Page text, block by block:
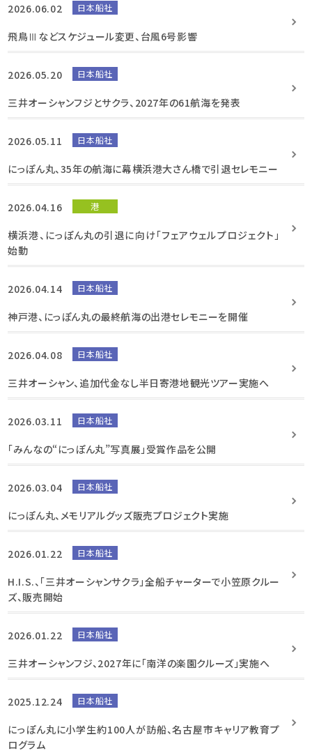
2026.06.02 日本船社
飛鳥Ⅲなどスケジュール変更、台風6号影響
2026.05.20 日本船社
三井オーシャンフジとサクラ、2027年の61航海を発表
2026.05.11 日本船社
にっぽん丸、35年の航海に幕横浜港大さん橋で引退セレモニー
2026.04.16 港
横浜港、にっぽん丸の引退に向け「フェアウェルプロジェクト」
始動
2026.04.14 日本船社
神戸港、にっぽん丸の最終航海の出港セレモニーを開催
2026.04.08 日本船社
三井オーシャン、追加代金なし半日寄港地観光ツアー実施へ
2026.03.11 日本船社
「みんなの“にっぽん丸”写真展」受賞作品を公開
2026.03.04 日本船社
にっぽん丸、メモリアルグッズ販売プロジェクト実施
2026.01.22 日本船社
H.I.S.、「三井オーシャンサクラ」全船チャーターで小笠原クルー
ズ、販売開始
2026.01.22 日本船社
三井オーシャンフジ、2027年に「南洋の楽園クルーズ」実施へ
2025.12.24 日本船社
にっぽん丸に小学生約100人が訪船、名古屋市キャリア教育プ
ログラム